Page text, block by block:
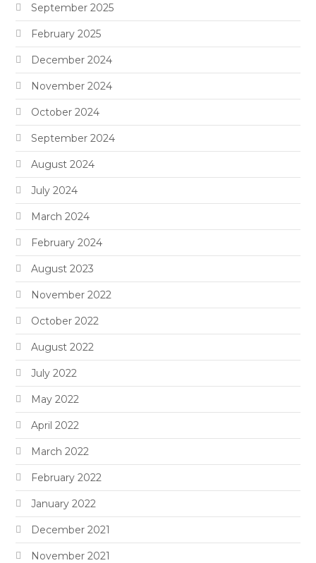
September 2025
February 2025
December 2024
November 2024
October 2024
September 2024
August 2024
July 2024
March 2024
February 2024
August 2023
November 2022
October 2022
August 2022
July 2022
May 2022
April 2022
March 2022
February 2022
January 2022
December 2021
November 2021